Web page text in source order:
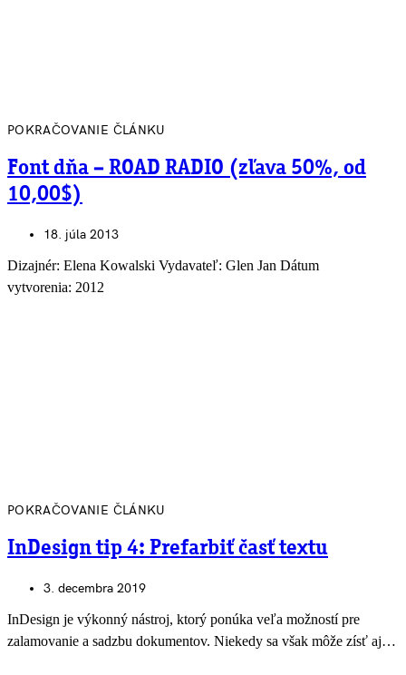
POKRAČOVANIE ČLÁNKU
Font dňa – ROAD RADIO (zľava 50%, od
10,00$)
18. júla 2013
Dizajnér: Elena Kowalski Vydavateľ: Glen Jan Dátum
vytvorenia: 2012
POKRAČOVANIE ČLÁNKU
InDesign tip 4: Prefarbiť časť textu
3. decembra 2019
InDesign je výkonný nástroj, ktorý ponúka veľa možností pre
zalamovanie a sadzbu dokumentov. Niekedy sa však môže zísť aj…